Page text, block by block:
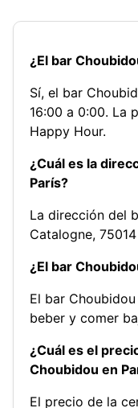
¿El bar
Sí, el bar
16:00 a 0:00. La
Happy Hour.
¿Cuál es la
París?
La dirección del
Catalogne,
¿El bar
El bar
beber y comer
¿Cuál es el
Choubidou en
El precio de la